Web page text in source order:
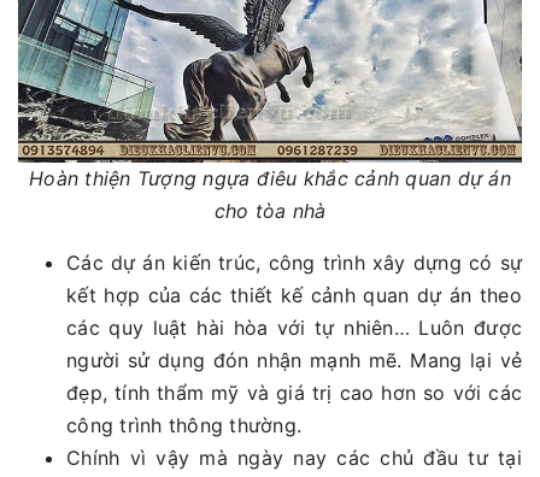
Hoàn thiện Tượng ngựa điêu khắc cảnh quan dự án
cho tòa nhà
Các dự án kiến trúc, công trình xây dựng có sự
kết hợp của các thiết kế cảnh quan dự án theo
các quy luật hài hòa với tự nhiên… Luôn được
người sử dụng đón nhận mạnh mẽ. Mang lại vẻ
đẹp, tính thẩm mỹ và giá trị cao hơn so với các
công trình thông thường.
Chính vì vậy mà ngày nay các chủ đầu tư tại